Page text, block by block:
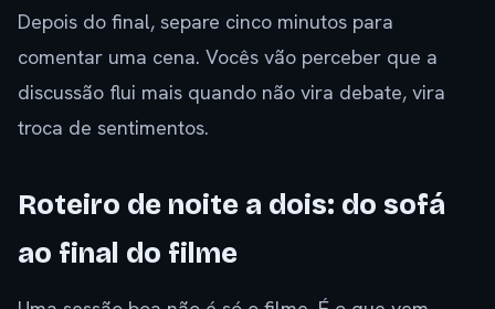
Depois do final, separe cinco minutos para
comentar uma cena. Vocês vão perceber que a
discussão flui mais quando não vira debate, vira
troca de sentimentos.
Roteiro de noite a dois: do sofá
ao final do filme